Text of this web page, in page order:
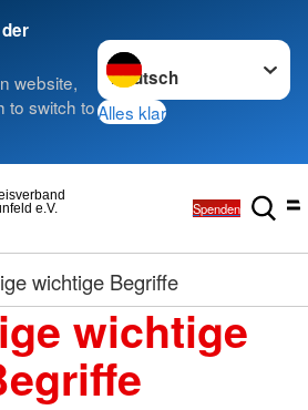
website,
to switch to
Sprache wechseln zu
Alles klar
e.V. Spenden
wichtige Begriffe
wichtige